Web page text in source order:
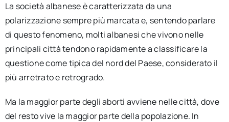
La società albanese è caratterizzata da una
polarizzazione sempre più marcata e, sentendo parlare
di questo fenomeno, molti albanesi che vivono nelle
principali città tendono rapidamente a classificare la
questione come tipica del nord del Paese, considerato il
più arretrato e retrogrado.
Ma la maggior parte degli aborti avviene nelle città, dove
del resto vive la maggior parte della popolazione. In